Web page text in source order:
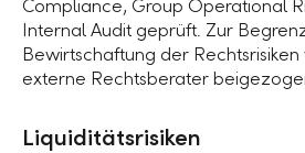
Compliance, Group Operational
Internal Audit geprüft. Zur
Bewirtschaftung der
externe Rechtsberater
Liquiditätsrisiken